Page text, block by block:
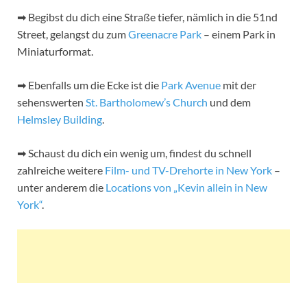
➡ Begibst du dich eine Straße tiefer, nämlich in die 51nd
Street, gelangst du zumGreenacre Park – einem Park in
Miniaturformat.
➡ Ebenfalls um die Ecke ist die Park Avenue mit der
sehenswerten St. Bartholomew’s Church und dem
Helmsley Building.
➡ Schaust du dich ein wenig um, findest du schnell
zahlreiche weitere Film- und TV-Drehorte in New York –
unter anderem die Locations von „Kevin allein in New
York“.